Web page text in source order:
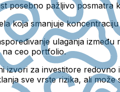
posebno pažljivo posmatra
koja smanjuje
ulaganja
na ceo portfolio.
izvori za investitore
sve vrste rizika, ali